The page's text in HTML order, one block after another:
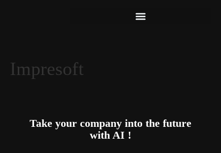
Impresoft
Take your company into the future
with AI !